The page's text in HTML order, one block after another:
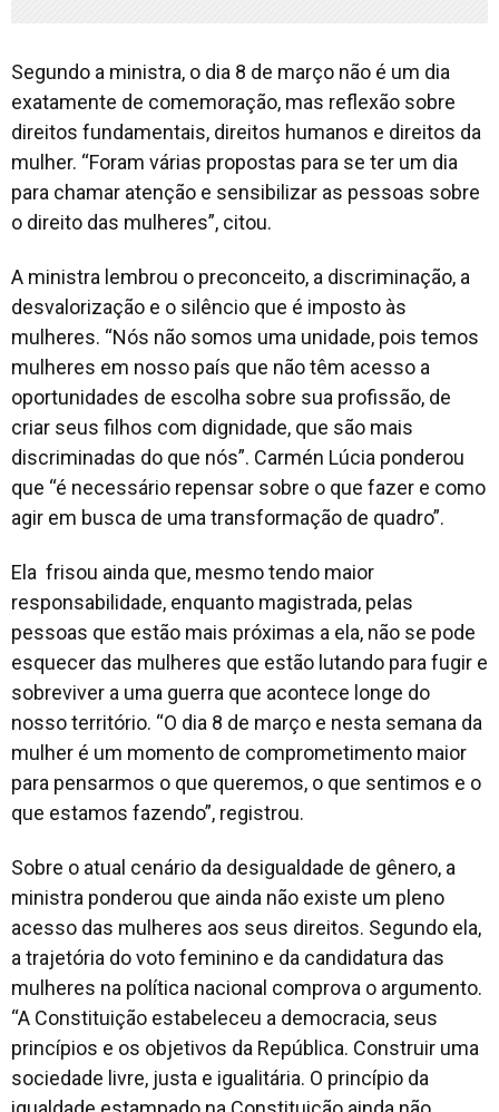
Segundo a ministra, o dia 8 de março não é um dia
exatamente de comemoração, mas reflexão sobre
direitos fundamentais, direitos humanos e direitos da
mulher. “Foram várias propostas para se ter um dia
para chamar atenção e sensibilizar as pessoas sobre
o direito das mulheres”, citou.
A ministra lembrou o preconceito, a discriminação, a
desvalorização e o silêncio que é imposto às
mulheres. “Nós não somos uma unidade, pois temos
mulheres em nosso país que não têm acesso a
oportunidades de escolha sobre sua profissão, de
criar seus filhos com dignidade, que são mais
discriminadas do que nós”. Carmén Lúcia ponderou
que “é necessário repensar sobre o que fazer e como
agir em busca de uma transformação de quadro”.
Ela frisou ainda que, mesmo tendo maior
responsabilidade, enquanto magistrada, pelas
pessoas que estão mais próximas a ela, não se pode
esquecer das mulheres que estão lutando para fugir e
sobreviver a uma guerra que acontece longe do
nosso território. “O dia 8 de março e nesta semana da
mulher é um momento de comprometimento maior
para pensarmos o que queremos, o que sentimos e o
que estamos fazendo”, registrou.
Sobre o atual cenário da desigualdade de gênero, a
ministra ponderou que ainda não existe um pleno
acesso das mulheres aos seus direitos. Segundo ela,
a trajetória do voto feminino e da candidatura das
mulheres na política nacional comprova o argumento.
“A Constituição estabeleceu a democracia, seus
princípios e os objetivos da República. Construir uma
sociedade livre, justa e igualitária. O princípio da